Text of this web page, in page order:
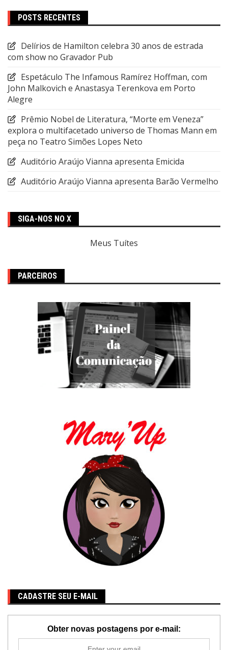
POSTS RECENTES
Delírios de Hamilton celebra 30 anos de estrada
com show no Gravador Pub
Espetáculo The Infamous Ramírez Hoffman, com
John Malkovich e Anastasya Terenkova em Porto
Alegre
Prêmio Nobel de Literatura, “Morte em Veneza”
explora o multifacetado universo de Thomas Mann em
peça no Teatro Simões Lopes Neto
Auditório Araújo Vianna apresenta Emicida
Auditório Araújo Vianna apresenta Barão Vermelho
SIGA-NOS NO X
Meus Tuítes
PARCEIROS
CADASTRE SEU E-MAIL
Obter novas postagens por e-mail: